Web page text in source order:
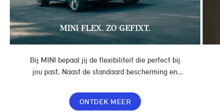
MINI FLEX. ZO GEFIXT.
Bij MINI bepaal jij de flexibiliteit die perfect bij
jou past. Naast de standaard bescherming en
lease nog meer flexibiliteit met Switch of Flex
Premium.
ONTDEK MEER